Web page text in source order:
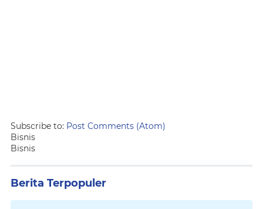
Subscribe to: Post Comments (Atom)
Bisnis
Bisnis
Berita Terpopuler